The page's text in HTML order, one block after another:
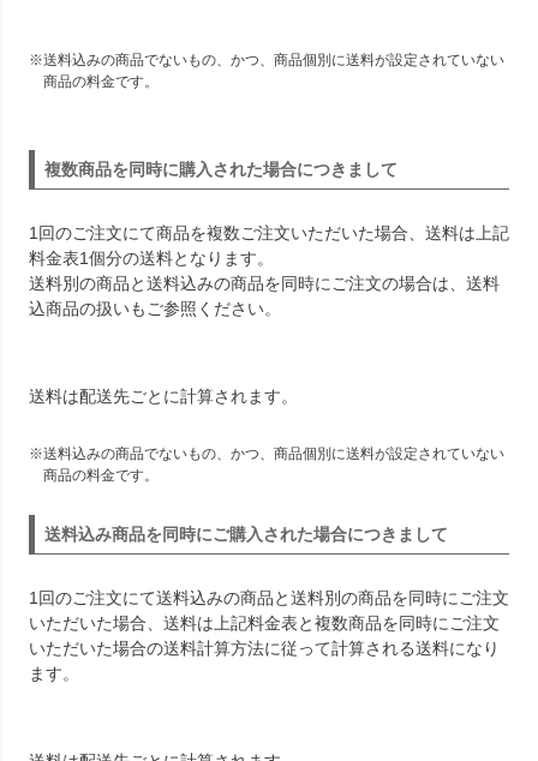
送料込みの商品でないもの、かつ、商品個別に送料が設定されていない
商品の料金です。
複数商品を同時に購入された場合につきまして
1回のご注文にて商品を複数ご注文いただいた場合、送料は上記
料金表1個分の送料となります。
送料別の商品と送料込みの商品を同時にご注文の場合は、送料
込商品の扱いもご参照ください。
送料は配送先ごとに計算されます。
送料込みの商品でないもの、かつ、商品個別に送料が設定されていない
商品の料金です。
送料込み商品を同時にご購入された場合につきまして
1回のご注文にて送料込みの商品と送料別の商品を同時にご注文
いただいた場合、送料は上記料金表と複数商品を同時にご注文
いただいた場合の送料計算方法に従って計算される送料になり
ます。